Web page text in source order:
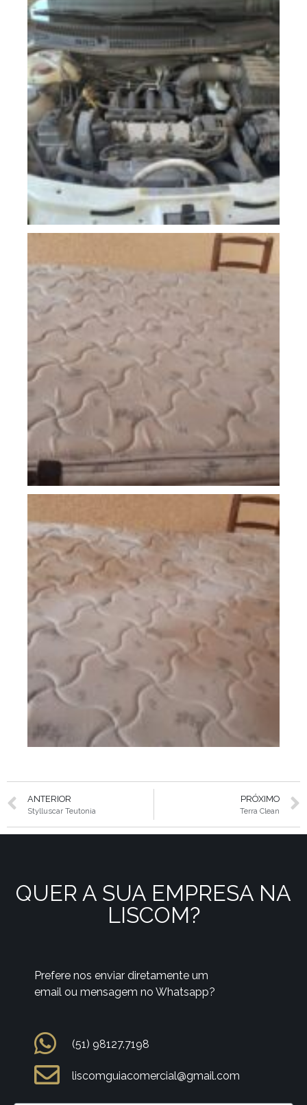
ANTERIOR
Stylluscar Teutonia
PRÓXIMO
Terra Clean
QUER A SUA EMPRESA NA
LISCOM?
Prefere nos enviar diretamente um
email ou mensagem no Whatsapp?
(51) 98127.7198
liscomguiacomercial@gmail.com